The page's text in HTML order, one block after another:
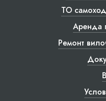
ТО
Аренда
Ремонт